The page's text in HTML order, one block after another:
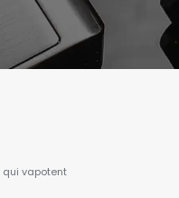
qui vapotent